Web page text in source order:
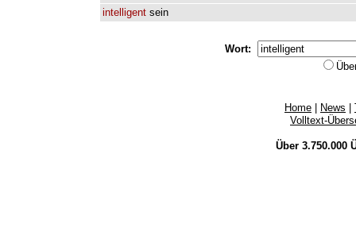
intelligent sein
Wort:
Home News
Volltext-
Über 3.750.000